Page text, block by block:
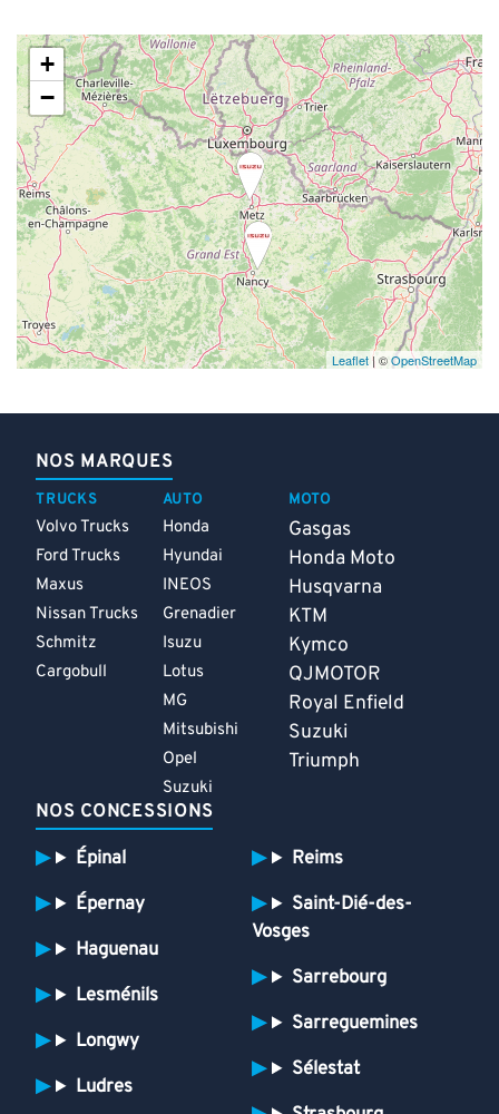
+
−
Leaflet| ©OpenStreetMap
NOS MARQUES
TRUCKS
Volvo Trucks
Ford Trucks
Maxus
Nissan Trucks
Schmitz
Cargobull
AUTO
Honda
Hyundai
INEOS
Grenadier
Isuzu
Lotus
MG
Mitsubishi
Opel
Suzuki
MOTO
Gasgas
Honda Moto
Husqvarna
KTM
Kymco
QJMOTOR
Royal Enfield
Suzuki
Triumph
NOS CONCESSIONS
Épinal
Épernay
Haguenau
Lesménils
Longwy
Ludres
Reims
Saint-Dié-des-
Vosges
Sarrebourg
Sarreguemines
Sélestat